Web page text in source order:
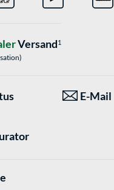
Versand1
E-Mail